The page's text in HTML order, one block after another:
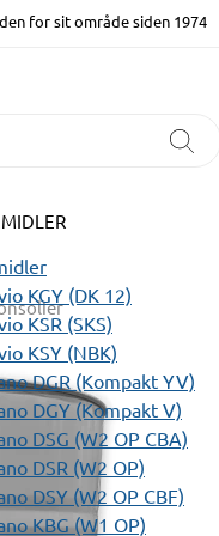
for sit område siden 1974
KGY (DK 12)
KSR (SKS)
KSY (NBK)
DGR (Kompakt YV)
DGY (Kompakt V)
DSG (W2 OP CBA)
DSR (W2 OP)
DSY (W2 OP CBF)
KBG (W1 OP)